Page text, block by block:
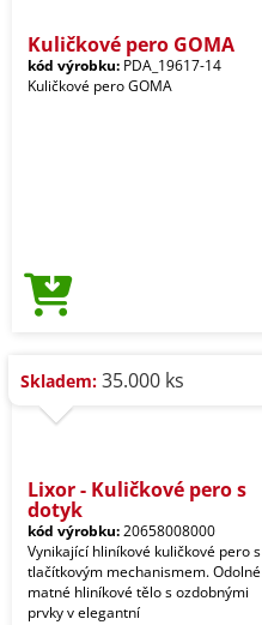
Kuličkové pero GOMA
kód výrobku: PDA_19617-14
Kuličkové pero GOMA
Skladem: 35.000 ks
Lixor - Kuličkové pero s
dotyk
kód výrobku:20658008000
Vynikající hliníkové kuličkové pero s
tlačítkovým mechanismem. Odolné
matné hliníkové tělo s ozdobnými
prvky v elegantní